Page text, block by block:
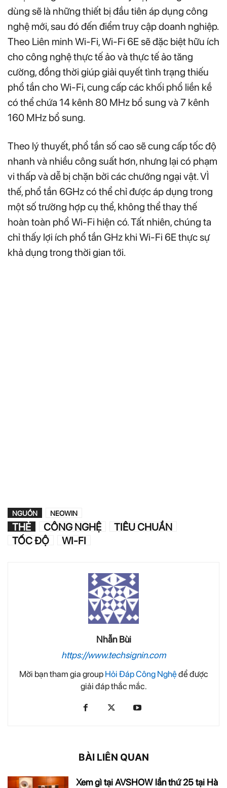
dùng sẽ là những thiết bị đầu tiên áp dụng công
nghệ mới, sau đó đến điểm truy cập doanh nghiệp.
Theo Liên minh Wi-Fi, Wi-Fi 6E sẽ đặc biệt hữu ích
cho công nghệ thực tế ảo và thực tế ảo tăng
cường, đồng thời giúp giải quyết tình trạng thiếu
phổ tần cho Wi-Fi, cung cấp các khối phổ liền kề
có thể chứa 14 kênh 80 MHz bổ sung và 7 kênh
160 MHz bổ sung.
Theo lý thuyết, phổ tần số cao sẽ cung cấp tốc độ
nhanh và nhiều công suất hơn, nhưng lại có phạm
vi thấp và dễ bị chặn bởi các chướng ngại vật. VÌ
thế, phổ tần 6GHz có thể chỉ được áp dụng trong
một số trường hợp cụ thể, không thể thay thế
hoàn toàn phổ Wi-Fi hiện có. Tất nhiên, chúng ta
chỉ thấy lợi ích phổ tần GHz khi Wi-Fi 6E thực sự
khả dụng trong thời gian tới.
NGUỒN NEOWIN
THẺ CÔNG NGHỆ
TIÊU CHUẨN
TỐC ĐỘ
WI-FI
Nhẫn Bùi
https://www.techsignin.com
Mời bạn tham gia group Hỏi Đáp Công Nghệđể được
giải đáp thắc mắc.
BÀI LIÊN QUAN
Xem gì tại AVSHOW lần thứ 25 tại Hà